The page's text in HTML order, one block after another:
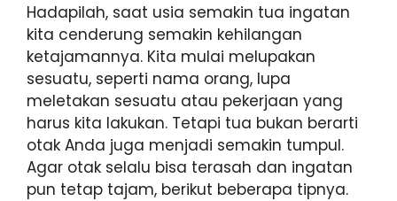
Hadapilah, saat usia semakin tua ingatan
kita cenderung semakin kehilangan
ketajamannya. Kita mulai melupakan
sesuatu, seperti nama orang, lupa
meletakan sesuatu atau pekerjaan yang
harus kita lakukan. Tetapi tua bukan berarti
otak Anda juga menjadi semakin tumpul.
Agar otak selalu bisa terasah dan ingatan
pun tetap tajam, berikut beberapa tipnya.